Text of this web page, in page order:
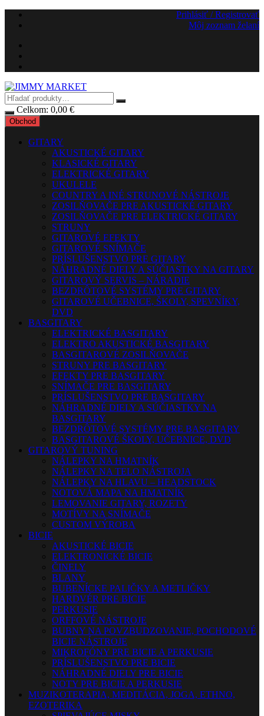
Preskočiť
Prihlásiť / Registrovať
Môj zoznam želaní
Celkom: 0,00 €
Obchod
GITARY
AKUSTICKÉ GITARY
KLASICKÉ GITARY
ELEKTRICKÉ GITARY
UKULELE
COUNTRY A INÉ STRUNOVÉ NÁSTROJE
ZOSILŇOVAČE PRE AKUSTICKÉ GITARY
ZOSILŇOVAČE PRE ELEKTRICKÉ GITARY
STRUNY
GITAROVÉ EFEKTY
GITAROVÉ SNÍMAČE
PRÍSLUŠENSTVO PRE GITARY
NÁHRADNÉ DIELY A SÚČIASTKY NA GITARY
GITAROVÝ SERVIS – NÁRADIE
BEZDRÔTOVÉ SYSTÉMY PRE GITARY
GITAROVÉ UČEBNICE, ŠKOLY, SPEVNÍKY,
DVD
BASGITARY
ELEKTRICKÉ BASGITARY
ELEKTRO AKUSTICKÉ BASGITARY
BASGITAROVÉ ZOSILŇOVAČE
STRUNY PRE BASGITARY
EFEKTY PRE BASGITARY
SNÍMAČE PRE BASGITARY
PRÍSLUŠENSTVO PRE BASGITARY
NÁHRADNÉ DIELY A SÚČIASTKY NA
BASGITARY
BEZDRÔTOVÉ SYSTÉMY PRE BASGITARY
BASGITAROVÉ ŠKOLY, UČEBNICE, DVD
GITAROVÝ TUNING
NÁLEPKY NA HMATNÍK
NÁLEPKY NA TELO NÁSTROJA
NÁLEPKY NA HLAVU – HEADSTOCK
NOTOVÁ MAPA NA HMATNÍK
LEMOVANIE GITARY, ROZETY
MOTÍVY NA SNÍMAČE
CUSTOM VÝROBA
BICIE
AKUSTICKÉ BICIE
ELEKTRONICKÉ BICIE
ČINELY
BLANY
BUBENÍCKE PALIČKY A METLIČKY
HARDVÉR PRE BICIE
PERKUSIE
ORFFOVÉ NÁSTROJE
BUBNY NA POVZBUDZOVANIE, POCHODOVÉ
BICIE NÁSTROJE
MIKROFÓNY PRE BICIE A PERKUSIE
PRÍSLUŠENSTVO PRE BICIE
NÁHRADNÉ DIELY PRE BICIE
NOTY PRE BICIE A PERKUSIE
MUZIKOTERAPIA, MEDITÁCIA, JOGA, ETHNO,
EZOTERIKA